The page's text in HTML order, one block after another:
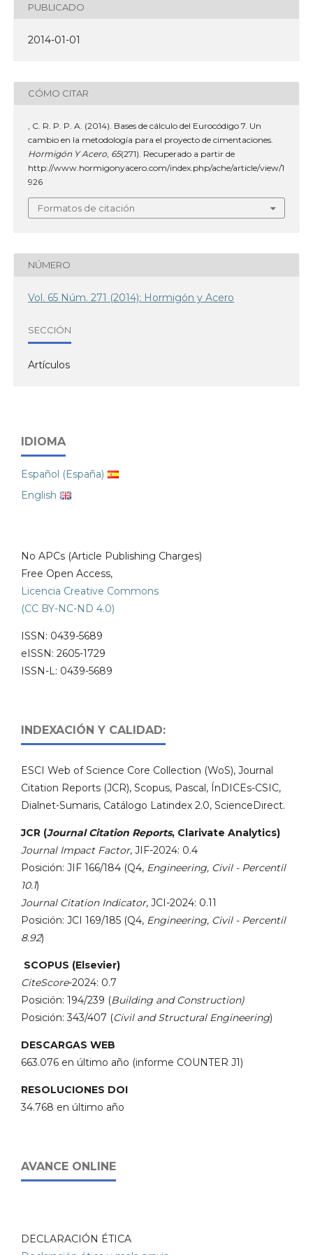
PUBLICADO
2014-01-01
CÓMO CITAR
, C. R. P. P. A. (2014). Bases de cálculo del Eurocódigo 7. Un
cambio en la metodología para el proyecto de cimentaciones.
Hormigón Y Acero 65(271). Recuperado a partir de
http://www.hormigonyacero.com/index.php/ache/article/view/1
926
Formatos de citación
NÚMERO
Vol. 65 Núm. 271 (2014): Hormigón y Acero
SECCIÓN
Artículos
IDIOMA
Español (España)
English
No APCs (Article Publishing Charges)
Free Open Access,
Licencia Creative Commons
(CC BY-NC-ND 4.0)
ISSN: 0439-5689
eISSN: 2605-1729
ISSN-L: 0439-5689
INDEXACIÓN Y CALIDAD:
ESCI Web of Science Core Collection (WoS), Journal
Citation Reports (JCR), Scopus, Pascal, ÍnDICEs-CSIC,
Dialnet-Sumaris, Catálogo Latindex 2.0, ScienceDirect.
JCR (Journal Citation Reports, Clarivate Analytics)
Journal Impact Factor, JIF-2024: 0.4
Posición: JIF 166/184 (Q4, Engineering, Civil - Percentil
10.1)
Journal Citation Indicator, JCI-2024: 0.11
Posición: JCI 169/185 (Q4, Engineering, Civil - Percentil
8.92)
SCOPUS (Elsevier)
CiteScore-2024: 0.7
Posición: 194/239 (Building and Construction)
Posición: 343/407 (Civil and Structural Engineering)
DESCARGAS WEB
663.076 en último año (informe COUNTER J1)
RESOLUCIONES DOI
34.768 en último año
AVANCE ONLINE
DECLARACIÓN ÉTICA